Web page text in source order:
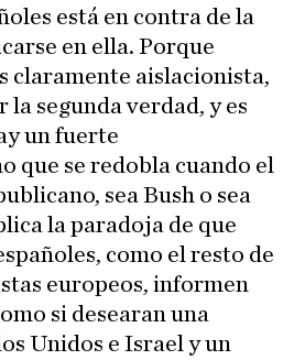
está en contra de la
en ella. Porque
claramente aislacionista,
segunda verdad, y es
un fuerte
que se redobla cuando el
sea Bush o sea
la paradoja de que
como el resto de
europeos, informen
si desearan una
Unidos e Israel y un